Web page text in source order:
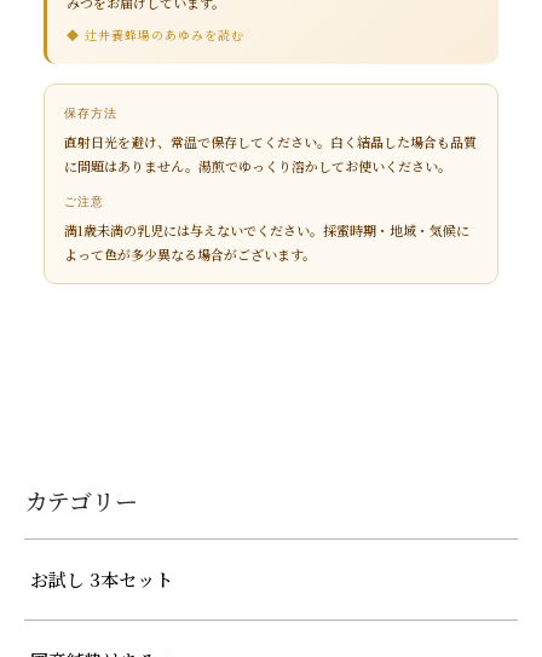
◆ 辻井養蜂場のあゆみを読む
保存方法
直射日光を避け、常温で保存してください。白く結晶した場合も品質
に問題はありません。湯煎でゆっくり溶かしてお使いください。
ご注意
満1歳未満の乳児には与えないでください。採蜜時期・地域・気候に
よって色が多少異なる場合がございます。
カテゴリー
お試し 3本セット